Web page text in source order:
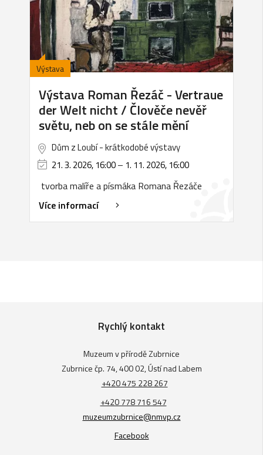
Výstava
Výstava Roman Řezáč - Vertraue
der Welt nicht / Člověče nevěř
světu, neb on se stále mění
Dům z Loubí - krátkodobé výstavy
21. 3. 2026, 16:00– 1. 11. 2026, 16:00
tvorba malíře a písmáka Romana Řezáče
Více informací
Rychlý kontakt
Muzeum v přírodě Zubrnice
Zubrnice čp. 74, 400 02, Ústí nad Labem
+420 475 228 267
+420 778 716 547
muzeumzubrnice@nmvp.cz
Facebook